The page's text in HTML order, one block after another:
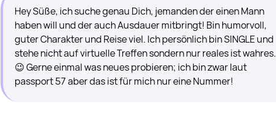
Hey Süße, ich suche genau Dich, jemanden der einen Mann
haben will und der auch Ausdauer mitbringt! Bin humorvoll,
guter Charakter und Reise viel. Ich persönlich bin SINGLE und
stehe nicht auf virtuelle Treffen sondern nur reales ist wahres.
😉 Gerne einmal was neues probieren; ich bin zwar laut
passport 57 aber das ist für mich nur eine Nummer!